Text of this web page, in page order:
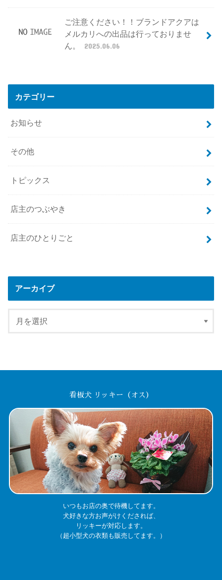
ご注意ください！！ブランドアクアは
メルカリへの出品は行っておりませ
ん。
2025.06.06
カテゴリー
お知らせ
その他
トピックス
店主のつぶやき
店主のひとりごと
アーカイブ
看板犬 リッキー（オス）
いつもお店の奥で待機してます。
犬好きな方お声がけくだされば、
リッキーが対応します。
（超小型犬の衣類も販売してます。）